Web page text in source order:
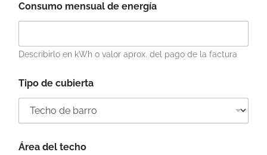
Consumo mensual de energía
Describirlo en kWh o valor aprox. del pago de la factura
Tipo de cubierta
Área del techo